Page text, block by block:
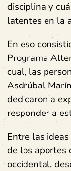
disciplina y
latentes en la
En eso
Programa
cual, las
Asdrúbal
dedicaron a
responder a
Entre las
de los aportes
occidental,